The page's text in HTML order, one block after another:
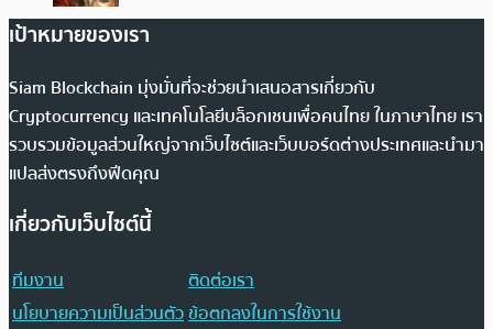
เป้าหมายของเรา
Siam Blockchain มุ่งมั่นที่จะช่วยนำเสนอสารเกี่ยวกับ
Cryptocurrency และเทคโนโลยีบล็อกเชนเพื่อคนไทย ในภาษาไทย เรา
รวบรวมข้อมูลส่วนใหญ่จากเว็บไซต์และเว็บบอร์ดต่างประเทศและนำมา
แปลส่งตรงถึงฟีดคุณ
เกี่ยวกับเว็บไซต์นี้
ทีมงาน
ติดต่อเรา
นโยบายความเป็นส่วนตัวข้อตกลงในการใช้งาน